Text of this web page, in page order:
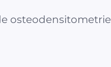
osteodensitometrie